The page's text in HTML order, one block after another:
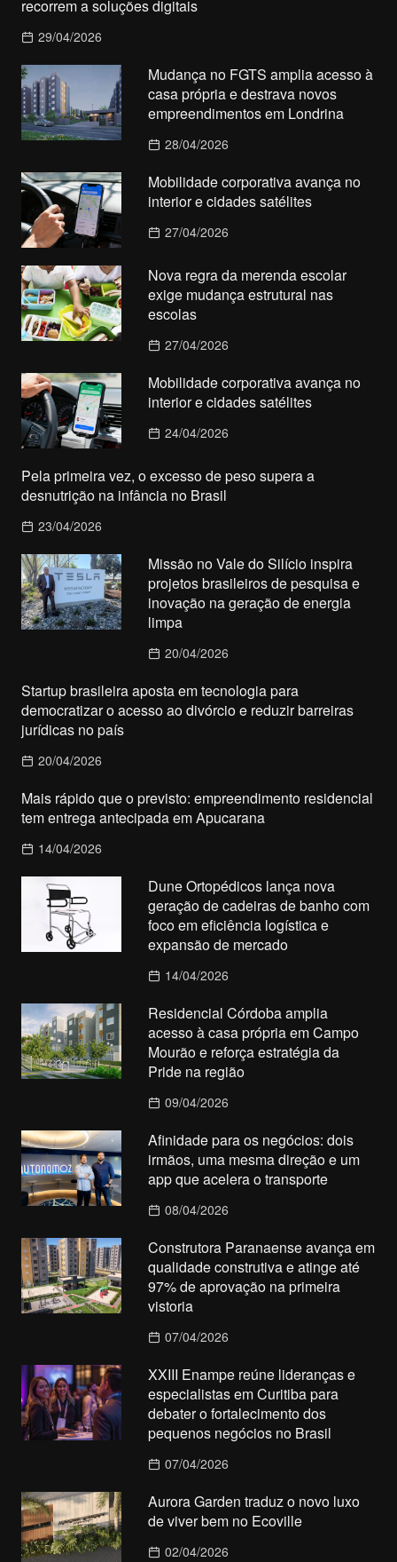
recorrem a soluções digitais
29/04/2026
Mudança no FGTS amplia acesso à
casa própria e destrava novos
empreendimentos em Londrina
28/04/2026
Mobilidade corporativa avança no
interior e cidades satélites
27/04/2026
Nova regra da merenda escolar
exige mudança estrutural nas
escolas
27/04/2026
Mobilidade corporativa avança no
interior e cidades satélites
24/04/2026
Pela primeira vez, o excesso de peso supera a
desnutrição na infância no Brasil
23/04/2026
Missão no Vale do Silício inspira
projetos brasileiros de pesquisa e
inovação na geração de energia
limpa
20/04/2026
Startup brasileira aposta em tecnologia para
democratizar o acesso ao divórcio e reduzir barreiras
jurídicas no país
20/04/2026
Mais rápido que o previsto: empreendimento residencial
tem entrega antecipada em Apucarana
14/04/2026
Dune Ortopédicos lança nova
geração de cadeiras de banho com
foco em eficiência logística e
expansão de mercado
14/04/2026
Residencial Córdoba amplia
acesso à casa própria em Campo
Mourão e reforça estratégia da
Pride na região
09/04/2026
Afinidade para os negócios: dois
irmãos, uma mesma direção e um
app que acelera o transporte
08/04/2026
Construtora Paranaense avança em
qualidade construtiva e atinge até
97% de aprovação na primeira
vistoria
07/04/2026
XXIII Enampe reúne lideranças e
especialistas em Curitiba para
debater o fortalecimento dos
pequenos negócios no Brasil
07/04/2026
Aurora Garden traduz o novo luxo
de viver bem no Ecoville
02/04/2026